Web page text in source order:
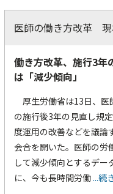
医師の働き方改革 現
働き方改革、施行3
は「減少傾向」
厚生労働省は13日、医
の施行後3年の見直し規
度運用の改善などを議論
会合を開いた。医師の労
して減少傾向とするデー
に、今も長時間労働...続